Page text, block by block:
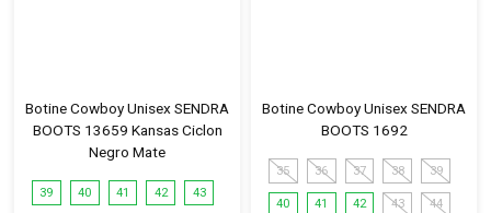
Botine Cowboy Unisex SENDRA
BOOTS 13659 Kansas Ciclon
Negro Mate
39 40 41 42 43
Botine Cowboy Unisex SENDRA
BOOTS 1692
35 36 37 38 39
40 41 42 43 44